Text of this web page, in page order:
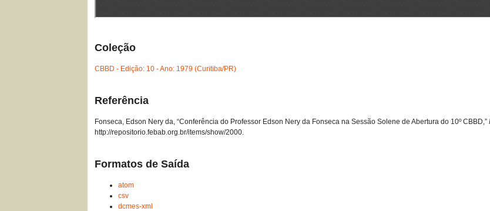
Coleção
CBBD - Edição: 10 - Ano: 1979 (Curitiba/PR)
Referência
Fonseca, Edson Nery da, “Conferência do Professor Edson Nery da Fonseca na Sessão Solene de Abertura do 10º CBBD,”
http://repositorio.febab.org.br/items/show/2000.
Formatos de Saída
atom
csv
dcmes-xml